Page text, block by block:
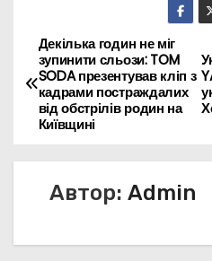
Н
а
в
и
а
Декілька годин не міг
зупинити сльози: TOM
SODA презентував кліп з
кадрами постраждалих
від обстрілів родин на
Київщині
Автор: Admin